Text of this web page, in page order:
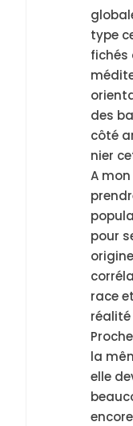
type
fichés
des
côté
nier
A
pour
race
la
elle